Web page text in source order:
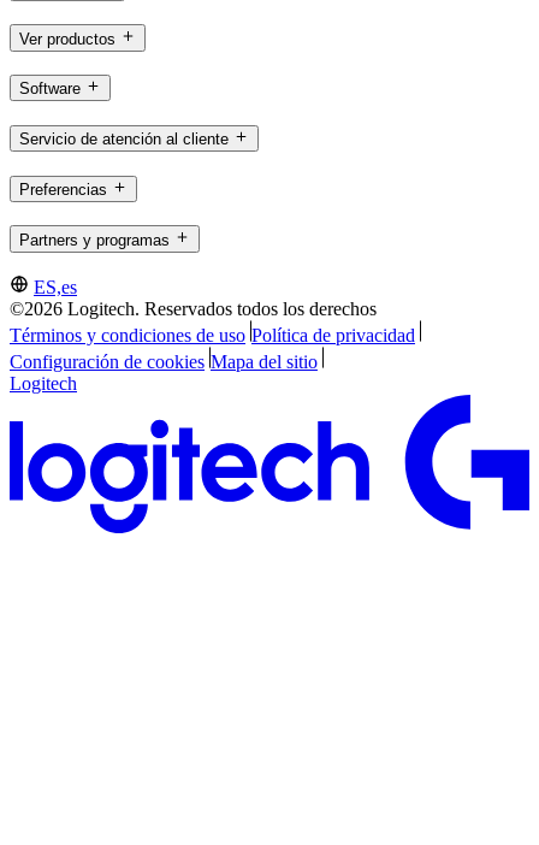
Ver productos
Software
Servicio de atención al cliente
Preferencias
Partners y programas
ES,es
©2026 Logitech. Reservados todos los derechos
Términos y condiciones de uso Política de privacidad
Configuración de cookies Mapa del sitio
Logitech